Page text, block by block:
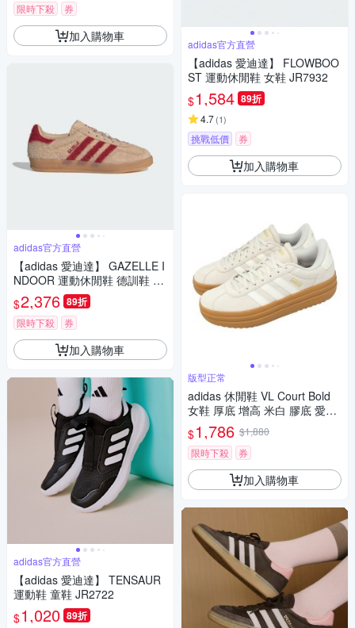
限時下殺
券
加入購物車
adidas官方直營
【adidas 愛迪達】 GAZELLE I
NDOOR 運動休閒鞋 德訓鞋 滑
板 復古 女鞋 - Originals JP834
1
$2,376 89折
限時下殺 券
加入購物車
adidas官方直營
【adidas 愛迪達】 TENSAUR
運動鞋 童鞋 JR2722
$1,020 89折
adidas官方直營
【adidas 愛迪達】 FLOWBOO
ST 運動休閒鞋 女鞋 JR7932
$1,584 89折
4.7(1)
挑戰低價 券
加入購物車
版型正常
adidas 休閒鞋 VL Court Bold
女鞋 厚底 增高 米白 膠底 愛迪
達 JQ5633
$1,786 $1,880
限時下殺
券
加入購物車